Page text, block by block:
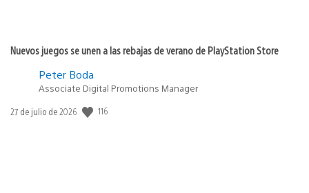
Nuevos juegos se unen a las rebajas de verano de PlayStation Store
Peter Boda
Associate Digital Promotions Manager
Fecha
27 de julio de 2026 116